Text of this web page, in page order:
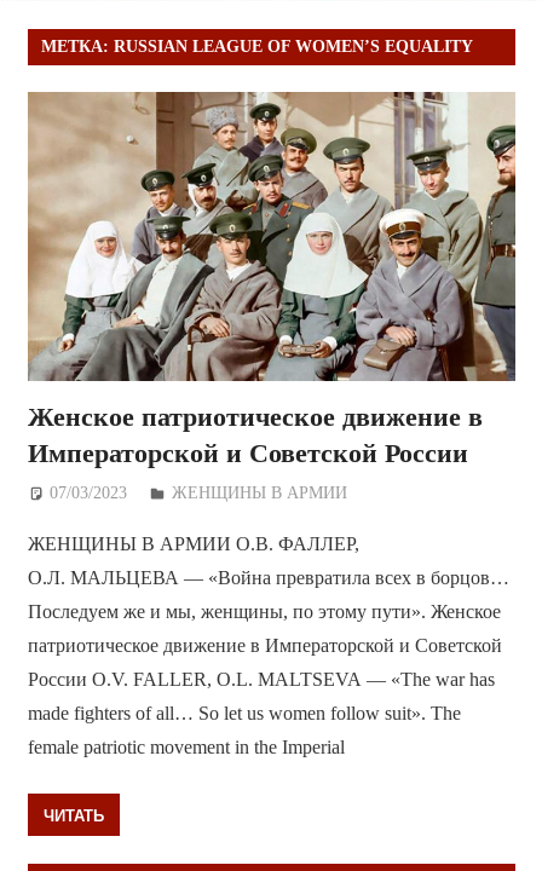
МЕТКА: RUSSIAN LEAGUE OF WOMEN’S EQUALITY
Женское патриотическое движение в
Императорской и Советской России
07/03/2023 Дежурный по Редакции
ЖЕНЩИНЫ В АРМИИ
ЖЕНЩИНЫ В АРМИИ О.В. ФАЛЛЕР,
О.Л. МАЛЬЦЕВА — «Война превратила всех в борцов…
Последуем же и мы, женщины, по этому пути». Женское
патриотическое движение в Императорской и Советской
России O.V. FALLER, O.L. MALTSEVA — «The war has
made fighters of all… So let us women follow suit». The
female patriotic movement in the Imperial
ЧИТАТЬ